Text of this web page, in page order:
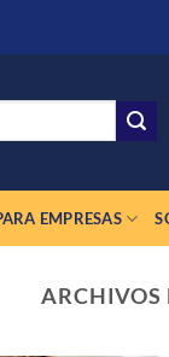
EMPRESAS
ARCHIVOS